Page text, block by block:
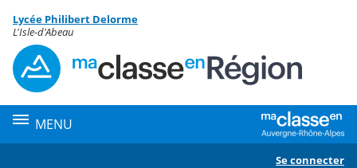
Menu de la rubrique
Contenu
Lycée Philibert Delorme
L'Isle-d'Abeau
MENU
Se connecter